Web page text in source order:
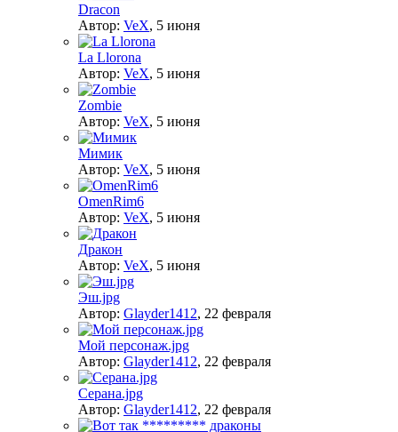
Dracon
Автор: VeX, 5 июня
La Llorona
Автор: VeX, 5 июня
Zombie
Автор: VeX, 5 июня
Мимик
Автор: VeX, 5 июня
OmenRim6
Автор: VeX, 5 июня
Дракон
Автор: VeX, 5 июня
Эш.jpg
Автор: Glayder1412, 22 февраля
Мой персонаж.jpg
Автор: Glayder1412, 22 февраля
Серана.jpg
Автор: Glayder1412, 22 февраля